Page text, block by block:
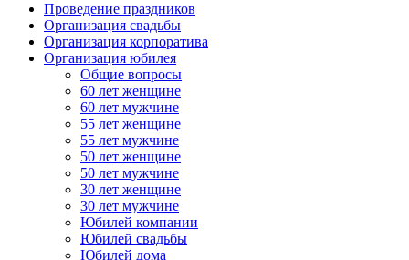
Проведение праздников
Организация свадьбы
Организация корпоратива
Организация юбилея
Общие вопросы
60 лет женщине
60 лет мужчине
55 лет женщине
55 лет мужчине
50 лет женщине
50 лет мужчине
30 лет женщине
30 лет мужчине
Юбилей компании
Юбилей свадьбы
Юбилей дома